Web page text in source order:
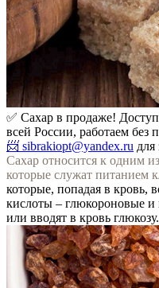
✅ Сахар в продаже!
всей России, работаем без
📨 sibrakiopt@yandex.ru для
Сахар относится к одним
которые служат питанием
которые, попадая в кровь,
кислоты – глюкороновые и
или вводят в кровь